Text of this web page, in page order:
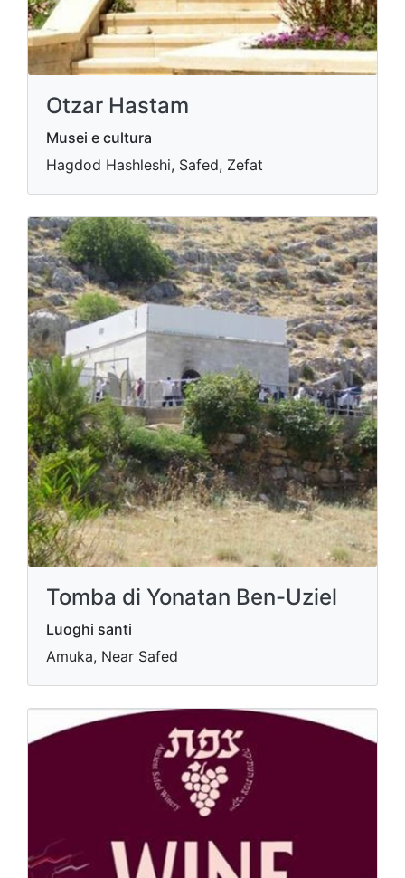
Otzar Hastam
Musei e cultura
Hagdod Hashleshi, Safed, Zefat
Tomba di Yonatan Ben-Uziel
Luoghi santi
Amuka, Near Safed